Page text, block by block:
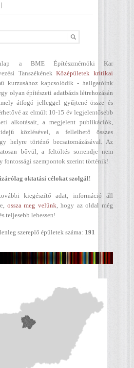
|
a BME Építészmérnöki Kar
TanszékénekKözépületek kritikai
kurzusához kapcsolódik - hallgatóink
olyan építészeti adatbázis létrehozásán
átfogó jelleggel gyűjtené össze és
az elmúlt 10-15 év legjelentősebb
alkotásait, a megjelent publikációk,
közlésével, a fellelhető összes
helyre történő becsatornázásával. Az
bővül, a feltöltés sorrendje nem
fontossági szempontok szerint történik!
oktatási célokat szolgál!
kiegészítő adat, információ áll
ossza meg velünk , hogy az oldal még
teljesebb lehessen!
szereplő épületek száma: 191